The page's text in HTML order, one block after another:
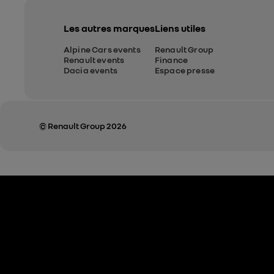
Les autres marques
Alpine Cars events
Renault events
Dacia events
Liens utiles
Renault Group
Finance
Espace presse
© Renault Group 2026